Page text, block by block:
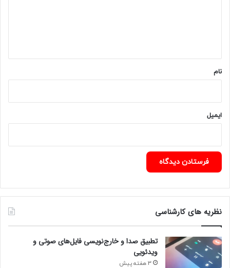
نام
ایمیل
نظریه های کارشناسی
تطبیق صدا و خارج‌نویسی فایل‌های صوتی و
ویدئویی
3 هفته پیش